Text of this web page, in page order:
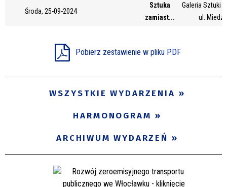
Organizator
Środa, 25-09-2024
Sztuka
zamiast...
Galeria Sztuki
ul.
Pobierz zestawienie w pliku PDF
WSZYSTKIE WYDARZENIA
HARMONOGRAM
ARCHIWUM WYDARZEŃ